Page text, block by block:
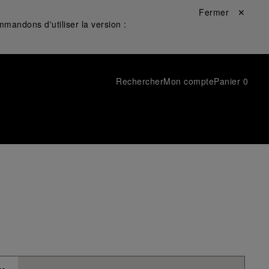
d'utiliser la version :
Fermer ✕
RechercherMon comptePanier 0